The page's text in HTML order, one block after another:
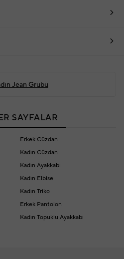
Jean Grubu
SAYFALAR
Erkek Cüzdan
Kadın Cüzdan
Kadın Ayakkabı
Kadın Elbise
Kadın Triko
Erkek Pantolon
Kadın Topuklu Ayakkabı